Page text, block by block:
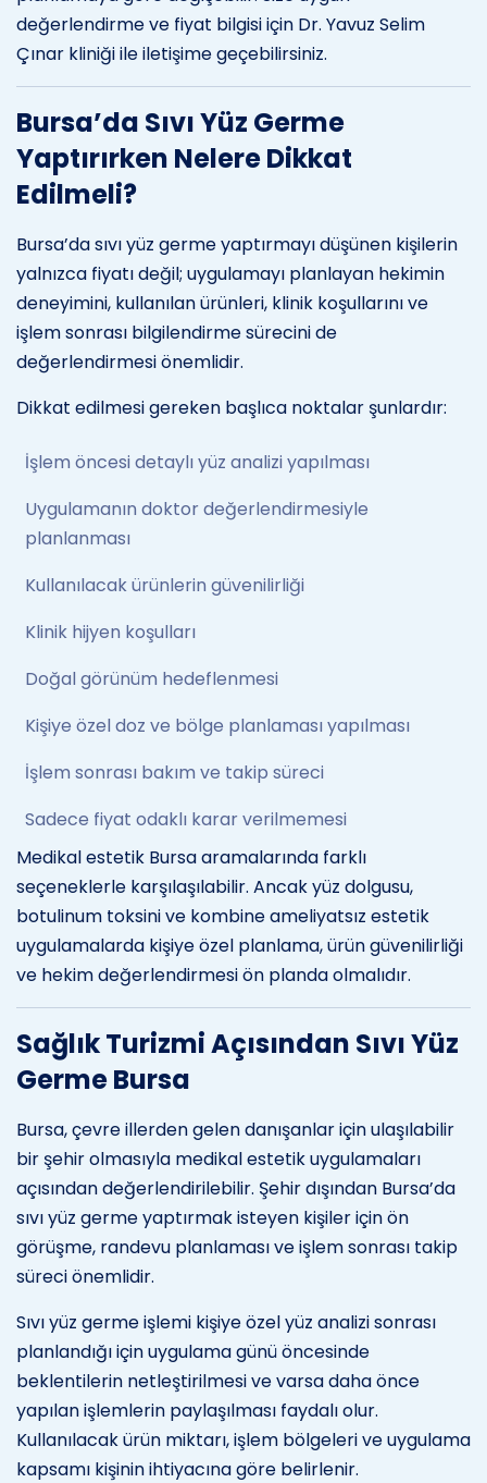
değerlendirme ve fiyat bilgisi için Dr. Yavuz Selim
Çınar kliniği ile iletişime geçebilirsiniz.
Bursa’da Sıvı Yüz Germe
Yaptırırken Nelere Dikkat
Edilmeli?
Bursa’da sıvı yüz germe yaptırmayı düşünen kişilerin
yalnızca fiyatı değil; uygulamayı planlayan hekimin
deneyimini, kullanılan ürünleri, klinik koşullarını ve
işlem sonrası bilgilendirme sürecini de
değerlendirmesi önemlidir.
Dikkat edilmesi gereken başlıca noktalar şunlardır:
İşlem öncesi detaylı yüz analizi yapılması
Uygulamanın doktor değerlendirmesiyle
planlanması
Kullanılacak ürünlerin güvenilirliği
Klinik hijyen koşulları
Doğal görünüm hedeflenmesi
Kişiye özel doz ve bölge planlaması yapılması
İşlem sonrası bakım ve takip süreci
Sadece fiyat odaklı karar verilmemesi
Medikal estetik Bursa aramalarında farklı
seçeneklerle karşılaşılabilir. Ancak yüz dolgusu,
botulinum toksini ve kombine ameliyatsız estetik
uygulamalarda kişiye özel planlama, ürün güvenilirliği
ve hekim değerlendirmesi ön planda olmalıdır.
Sağlık Turizmi Açısından Sıvı Yüz
Germe Bursa
Bursa, çevre illerden gelen danışanlar için ulaşılabilir
bir şehir olmasıyla medikal estetik uygulamaları
açısından değerlendirilebilir. Şehir dışından Bursa’da
sıvı yüz germe yaptırmak isteyen kişiler için ön
görüşme, randevu planlaması ve işlem sonrası takip
süreci önemlidir.
Sıvı yüz germe işlemi kişiye özel yüz analizi sonrası
planlandığı için uygulama günü öncesinde
beklentilerin netleştirilmesi ve varsa daha önce
yapılan işlemlerin paylaşılması faydalı olur.
Kullanılacak ürün miktarı, işlem bölgeleri ve uygulama
kapsamı kişinin ihtiyacına göre belirlenir.